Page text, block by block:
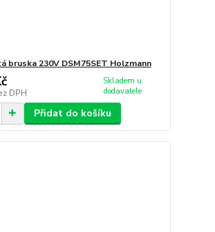
bruska 230V DSM75SET Holzmann
DPH
Skladem u
dodavatele
Přidat do košíku